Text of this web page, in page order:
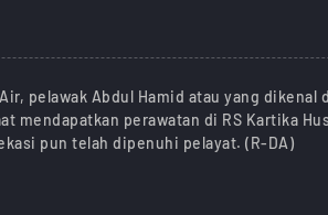
pelawak Abdul Hamid atau yang dikenal
mendapatkan perawatan di RS Kartika
pun telah dipenuhi pelayat. (R-DA)